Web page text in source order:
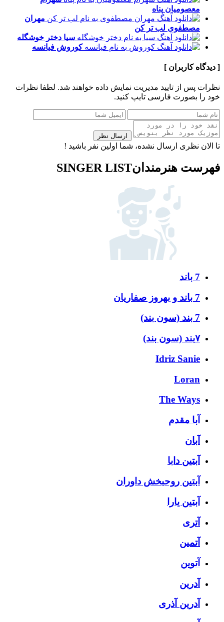
معصومیان پناه
مهران
مصطفوی لب تر کن
سیا دختر خوشگله
کوروش فیانسه
[ دیدگاه کاربران ]
نظرات پس از تایید مدیریت نمایش داده خواهند شد. لطفا نظرات
خود را بصورت فارسی تایپ کنید.
ارسال نظر
تا الان نظری ارسال نشده، شما اولین نفر باشید !
فهرست هنرمندانSINGER LIST
7 باند
7 باند و بهروز صفاریان
7 بند (سون بند)
۷بند (سون بند)
Idriz Sanie
Loran
The Ways
آبا مقدم
آبان
آبتین دابا
آبتین روحبخش داوران
آبتین یارا
آتری
آتمین
آتوین
آدرین
آدرین آذری